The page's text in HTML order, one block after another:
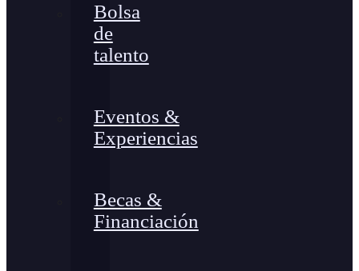
Bolsa
de
talento
Eventos &
Experiencias
Becas &
Financiación